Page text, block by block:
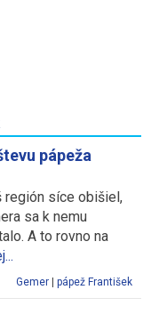
pápeža
región síce obišiel,
sa k nemu
A to rovno na
Gemer pápež František